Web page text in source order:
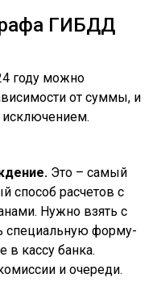
ГИБДД
году можно
от суммы, и
исключением.
Это – самый
способ расчетов с
Нужно взять с
специальную форму-
в кассу банка.
и очереди.